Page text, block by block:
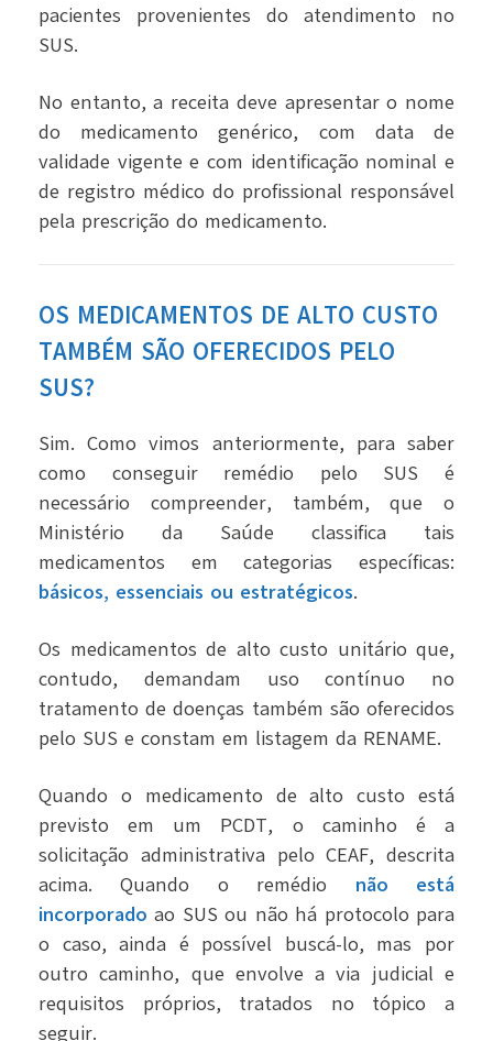
pacientes provenientes do atendimento no
SUS.
No entanto, a receita deve apresentar o nome
do medicamento genérico, com data de
validade vigente e com identificação nominal e
de registro médico do profissional responsável
pela prescrição do medicamento.
OS MEDICAMENTOS DE ALTO CUSTO
TAMBÉM SÃO OFERECIDOS PELO
SUS?
Sim. Como vimos anteriormente, para saber
como conseguir remédio pelo SUS é
necessário compreender, também, que o
Ministério da Saúde classifica tais
medicamentos em categorias específicas:
básicos, essenciais ou estratégicos.
Os medicamentos de alto custo unitário que,
contudo, demandam uso contínuo no
tratamento de doenças também são oferecidos
pelo SUS e constam em listagem da RENAME.
Quando o medicamento de alto custo está
previsto em um PCDT, o caminho é a
solicitação administrativa pelo CEAF, descrita
acima. Quando o remédio não está
incorporado ao SUS ou não há protocolo para
o caso, ainda é possível buscá-lo, mas por
outro caminho, que envolve a via judicial e
requisitos próprios, tratados no tópico a
seguir.